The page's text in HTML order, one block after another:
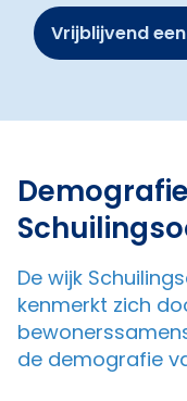
Vrijblijvend
De wijk
kenmerkt zich
de demografie